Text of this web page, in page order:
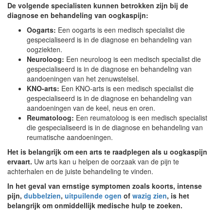
De volgende specialisten kunnen betrokken zijn bij de
diagnose en behandeling van oogkaspijn:
Oogarts: Een oogarts is een medisch specialist die
gespecialiseerd is in de diagnose en behandeling van
oogziekten.
Neuroloog: Een neuroloog is een medisch specialist die
gespecialiseerd is in de diagnose en behandeling van
aandoeningen van het zenuwstelsel.
KNO-arts: Een KNO-arts is een medisch specialist die
gespecialiseerd is in de diagnose en behandeling van
aandoeningen van de keel, neus en oren.
Reumatoloog: Een reumatoloog is een medisch specialist
die gespecialiseerd is in de diagnose en behandeling van
reumatische aandoeningen.
Het is belangrijk om een arts te raadplegen als u oogkaspijn
ervaart. Uw arts kan u helpen de oorzaak van de pijn te
achterhalen en de juiste behandeling te vinden.
In het geval van ernstige symptomen zoals koorts, intense
pijn, dubbelzien, uitpuilende ogen of wazig zien, is het
belangrijk om onmiddellijk medische hulp te zoeken.